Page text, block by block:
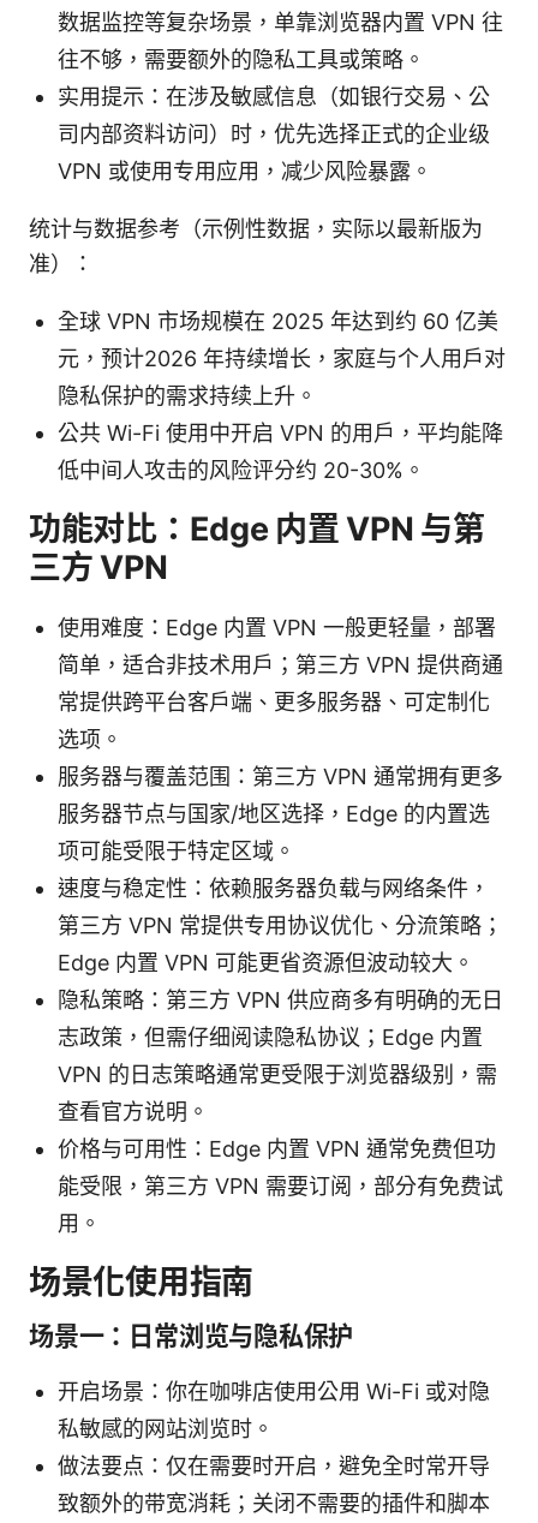
数据监控等复杂场景，单靠浏览器内置 VPN 往
往不够，需要额外的隐私工具或策略。
实用提示：在涉及敏感信息（如银行交易、公
司内部资料访问）时，优先选择正式的企业级
VPN 或使用专用应用，减少风险暴露。
统计与数据参考（示例性数据，实际以最新版为
准）：
全球 VPN 市场规模在 2025 年达到约 60 亿美
元，预计2026 年持续增长，家庭与个人用户对
隐私保护的需求持续上升。
公共 Wi-Fi 使用中开启 VPN 的用户，平均能降
低中间人攻击的风险评分约 20-30%。
功能对比：Edge 内置 VPN 与第
三方 VPN
使用难度：Edge 内置 VPN 一般更轻量，部署
简单，适合非技术用户；第三方 VPN 提供商通
常提供跨平台客户端、更多服务器、可定制化
选项。
服务器与覆盖范围：第三方 VPN 通常拥有更多
服务器节点与国家/地区选择，Edge 的内置选
项可能受限于特定区域。
速度与稳定性：依赖服务器负载与网络条件，
第三方 VPN 常提供专用协议优化、分流策略；
Edge 内置 VPN 可能更省资源但波动较大。
隐私策略：第三方 VPN 供应商多有明确的无日
志政策，但需仔细阅读隐私协议；Edge 内置
VPN 的日志策略通常更受限于浏览器级别，需
查看官方说明。
价格与可用性：Edge 内置 VPN 通常免费但功
能受限，第三方 VPN 需要订阅，部分有免费试
用。
场景化使用指南
场景一：日常浏览与隐私保护
开启场景：你在咖啡店使用公用 Wi-Fi 或对隐
私敏感的网站浏览时。
做法要点：仅在需要时开启，避免全时常开导
致额外的带宽消耗；关闭不需要的插件和脚本